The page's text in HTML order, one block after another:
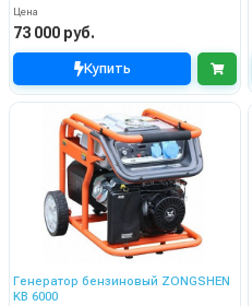
Цена
73 000 руб.
Купить
Генератор бензиновый ZONGSHEN
KB 6000